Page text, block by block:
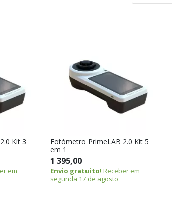
Kit 3
em
Fotómetro PrimeLAB 2.0 Kit 5
em 1
1 395,00
Envio gratuito! Receber em
segunda 17 de agosto